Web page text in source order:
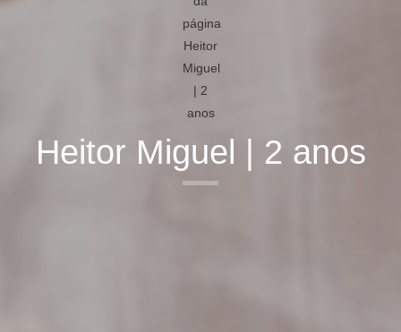
Heitor Miguel | 2 anos